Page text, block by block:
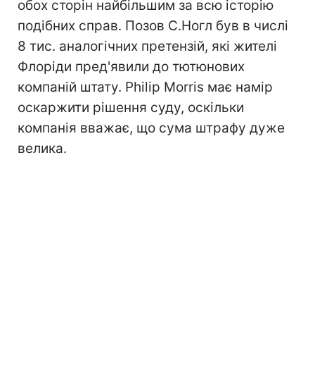
обох сторін найбільшим за всю історію
подібних справ. Позов С.Ногл був в числі
8 тис. аналогічних претензій, які жителі
Флоріди пред'явили до тютюнових
компаній штату. Philip Morris має намір
оскаржити рішення суду, оскільки
компанія вважає, що сума штрафу дуже
велика.